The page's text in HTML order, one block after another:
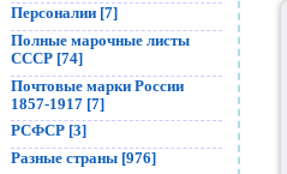
Персоналии [7]
Полные марочные листы
СССР [74]
Почтовые марки России
1857-1917 [7]
РСФСР [3]
Разные страны [976]